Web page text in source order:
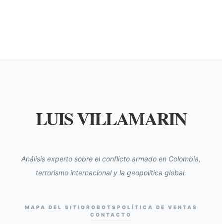
LUIS VILLAMARIN
Análisis experto sobre el conflicto armado en Colombia,
terrorismo internacional y la geopolítica global.
MAPA DEL SITIO ROBOTS POLÍTICA DE VENTAS
CONTACTO